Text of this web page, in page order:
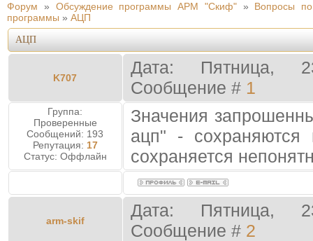
Форум
» Обсуждение программы АРМ "Скиф" »
Вопросы
программы » АЦП
АЦП
K707
Дата: Пятница,
Сообщение # 1
Группа:
Проверенные
Сообщений: 193
Репутация: 17
Статус: Оффлайн
Значения
ацп" -
сохраняется
arm-skif
Дата: Пятница,
Сообщение # 2